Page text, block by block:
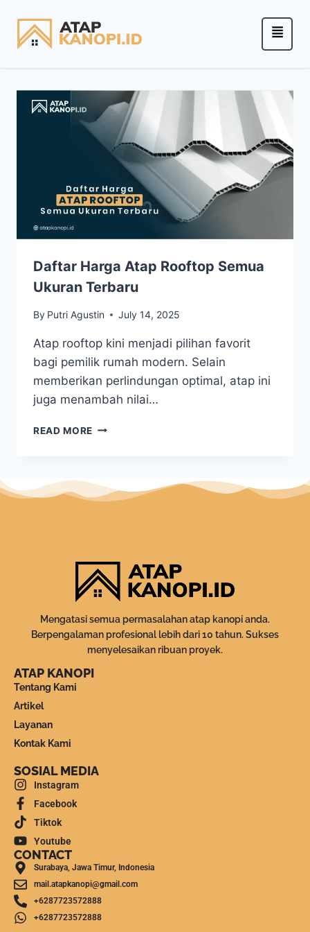
Daftar Harga Atap Rooftop Semua
Ukuran Terbaru
By Putri Agustin July 14, 2025
Atap rooftop kini menjadi pilihan favorit
bagi pemilik rumah modern. Selain
memberikan perlindungan optimal, atap ini
juga menambah nilai…
READ MORE
Mengatasi semua permasalahan atap kanopi anda.
Berpengalaman profesional lebih dari 10 tahun. Sukses
menyelesaikan ribuan proyek.
ATAP KANOPI
Tentang Kami
Artikel
Layanan
Kontak Kami
SOSIAL MEDIA
Instagram
Facebook
Tiktok
Youtube
CONTACT
Surabaya, Jawa Timur, Indonesia
mail.atapkanopi@gmail.com
+6287723572888
+6287723572888